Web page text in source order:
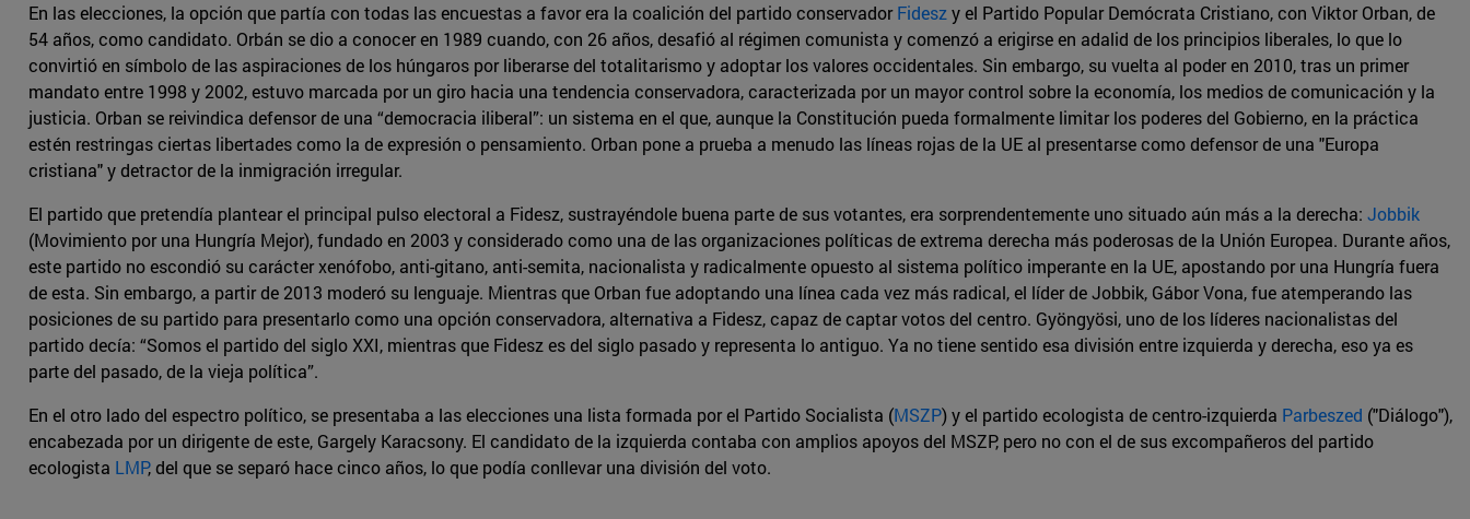
En las elecciones, la opción que partía con todas las encuestas a favor era la coalición del partido conservadorFideszy el Partido Popular Demócrata Cristiano, con Viktor Orban, de
54 años, como candidato. Orbán se dio a conocer en 1989 cuando, con 26 años, desafió al régimen comunista y comenzó a erigirse en adalid de los principios liberales, lo que lo
convirtió en símbolo de las aspiraciones de los húngaros por liberarse del totalitarismo y adoptar los valores occidentales. Sin embargo, su vuelta al poder en 2010, tras un primer
mandato entre 1998 y 2002, estuvo marcada por un giro hacia una tendencia conservadora, caracterizada por un mayor control sobre la economía, los medios de comunicación y la
justicia. Orban se reivindica defensor de una “democracia iliberal”: un sistema en el que, aunque la Constitución pueda formalmente limitar los poderes del Gobierno, en la práctica
estén restringas ciertas libertades como la de expresión o pensamiento. Orban pone a prueba a menudo las líneas rojas de la UE al presentarse como defensor de una "Europa
cristiana" y detractor de la inmigración irregular.
El partido que pretendía plantear el principal pulso electoral a Fidesz, sustrayéndole buena parte de sus votantes, era sorprendentemente uno situado aún más a la derecha: Jobbik
(Movimiento por una Hungría Mejor), fundado en 2003 y considerado como una de las organizaciones políticas de extrema derecha más poderosas de la Unión Europea. Durante años,
este partido no escondió su carácter xenófobo, anti-gitano, anti-semita, nacionalista y radicalmente opuesto al sistema político imperante en la UE, apostando por una Hungría fuera
de esta. Sin embargo, a partir de 2013 moderó su lenguaje. Mientras que Orban fue adoptando una línea cada vez más radical, el líder de Jobbik, Gábor Vona, fue atemperando las
posiciones de su partido para presentarlo como una opción conservadora, alternativa a Fidesz, capaz de captar votos del centro. Gyöngyösi, uno de los líderes nacionalistas del
partido decía: “Somos el partido del siglo XXI, mientras que Fidesz es del siglo pasado y representa lo antiguo. Ya no tiene sentido esa división entre izquierda y derecha, eso ya es
parte del pasado, de la vieja política”.
En el otro lado del espectro político, se presentaba a las elecciones una lista formada por el Partido Socialista (MSZP) y el partido ecologista de centro-izquierda Parbeszed ("Diálogo"),
encabezada por un dirigente de este, Gargely Karacsony. El candidato de la izquierda contaba con amplios apoyos del MSZP, pero no con el de sus excompañeros del partido
ecologista LMP, del que se separó hace cinco años, lo que podía conllevar una división del voto.